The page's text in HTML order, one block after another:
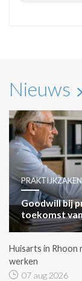
Nieuws
PRAKTIJKZAKEN
Goodwill bij
toekomst
Huisarts in Rhoon
werken
07 aug 2026